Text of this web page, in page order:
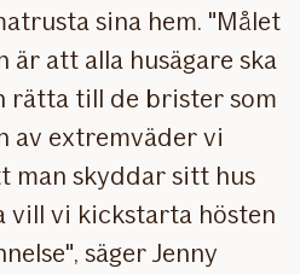
sina hem. "Målet
är att alla husägare ska
rätta till de brister som
av extremväder vi
man skyddar sitt hus
vill vi kickstarta hösten
säger Jenny